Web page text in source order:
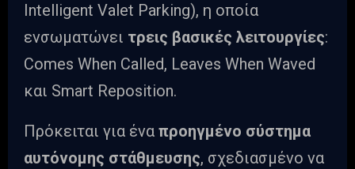
Intelligent Valet Parking), η οποία
ενσωματώνει τρεις βασικές λειτουργίες:
Comes When Called, Leaves When Waved
και Smart Reposition.
Πρόκειται για ένα προηγμένο σύστημα
αυτόνομης στάθμευσης, σχεδιασμένο να